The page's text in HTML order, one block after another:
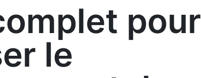
pour
le